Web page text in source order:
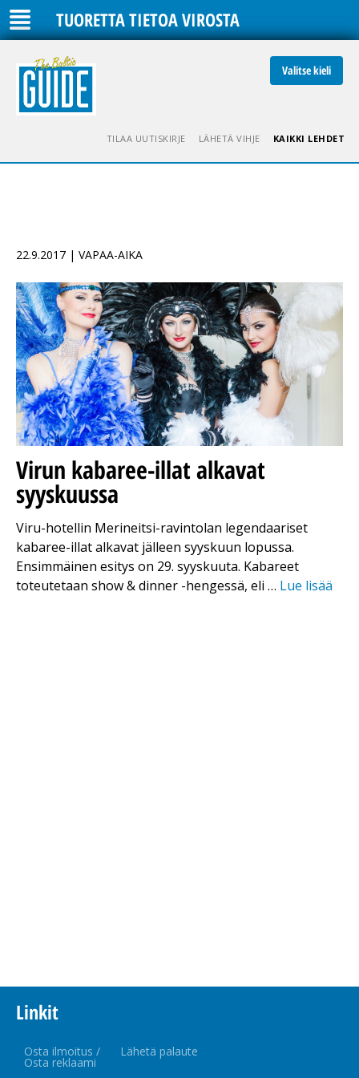
TUORETTA TIETOA VIROSTA
Valitse kieli
TILAA UUTISKIRJE LÄHETÄ VIHJE KAIKKI LEHDET
22.9.2017 | VAPAA-AIKA
Virun kabaree-illat alkavat
syyskuussa
Viru-hotellin Merineitsi-ravintolan legendaariset
kabaree-illat alkavat jälleen syyskuun lopussa.
Ensimmäinen esitys on 29. syyskuuta. Kabareet
toteutetaan show & dinner -hengessä, eli … Lue lisää
Linkit
Osta ilmoitus /
Osta reklaami
Lähetä palaute